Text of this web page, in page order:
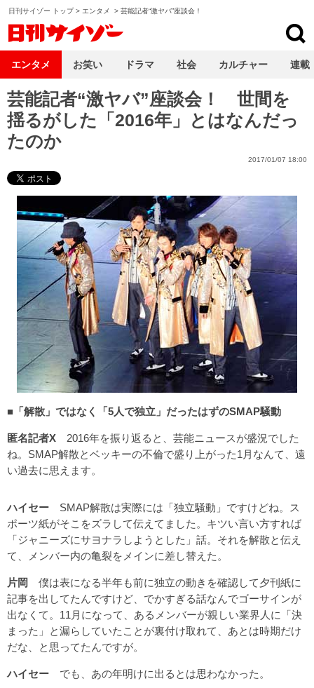
日刊サイゾー トップ> エンタメ > 芸能記者“激ヤバ”座談会！
芸能記者“激ヤバ”座談会！ 世間を
揺るがした「2016年」とはなんだっ
たのか
2017/01/07 18:00
■「解散」ではなく「5人で独立」だったはずのSMAP騒動
匿名記者X 2016年を振り返ると、芸能ニュースが盛況でした
ね。SMAP解散とベッキーの不倫で盛り上がった1月なんて、遠
い過去に思えます。
ハイセー SMAP解散は実際には「独立騒動」ですけどね。ス
ポーツ紙がそこをズラして伝えてました。キツい言い方すれば
「ジャニーズにサヨナラしようとした」話。それを解散と伝え
て、メンバー内の亀裂をメインに差し替えた。
片岡
僕は表になる半年も前に独立の動きを確認して夕刊紙に
記事を出してたんですけど、でかすぎる話なんでゴーサインが
出なくて。11月になって、あるメンバーが親しい業界人に「決
まった」と漏らしていたことが裏付け取れて、あとは時期だけ
だな、と思ってたんですが。
ハイセー でも、あの年明けに出るとは思わなかった。
エンタメ お笑い ドラマ 社会 カルチャー 連載